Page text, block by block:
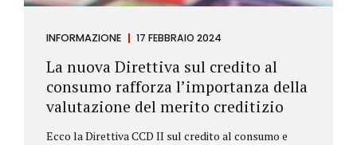
INFORMAZIONE 17 FEBBRAIO 2024
La nuova Direttiva sul credito al
consumo rafforza l’importanza della
valutazione del merito creditizio
Ecco la Direttiva CCD II sul credito al consumo e